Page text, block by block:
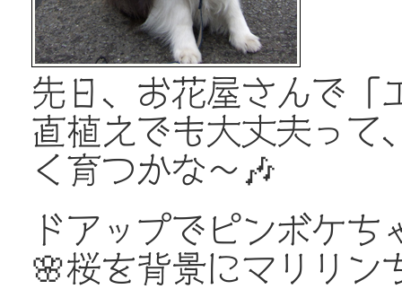
先日、お花屋さんで「
直植えでも大丈夫って
く育つかな～🎶
ドアップでピンボケち
🌸桜を背景にマリリン